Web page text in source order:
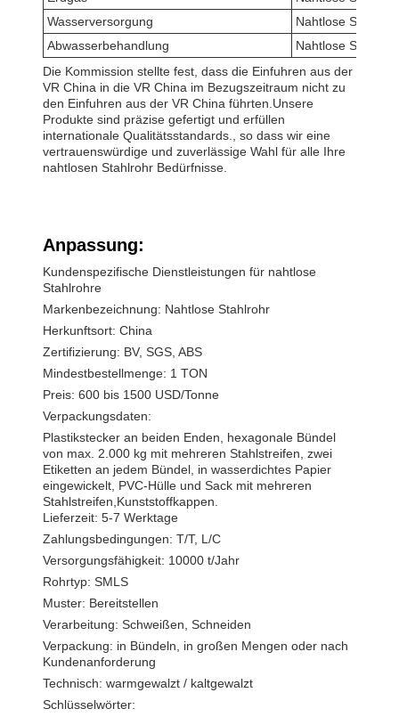
Wasserversorgung
Nahtlose
Abwasserbehandlung
Nahtlose
Die Kommission stellte fest, dass die Einfuhren aus der
VR China in die VR China im Bezugszeitraum nicht zu
den Einfuhren aus der VR China führten.Unsere
Produkte sind präzise gefertigt und erfüllen
internationale Qualitätsstandards., so dass wir eine
vertrauenswürdige und zuverlässige Wahl für alle Ihre
nahtlosen Stahlrohr Bedürfnisse.
Anpassung:
Kundenspezifische Dienstleistungen für nahtlose
Stahlrohre
Markenbezeichnung: Nahtlose Stahlrohr
Herkunftsort: China
Zertifizierung: BV, SGS, ABS
Mindestbestellmenge: 1 TON
Preis: 600 bis 1500 USD/Tonne
Verpackungsdaten:
Plastikstecker an beiden Enden, hexagonale Bündel
von max. 2.000 kg mit mehreren Stahlstreifen, zwei
Etiketten an jedem Bündel, in wasserdichtes Papier
eingewickelt, PVC-Hülle und Sack mit mehreren
Stahlstreifen,Kunststoffkappen.
Lieferzeit: 5-7 Werktage
Zahlungsbedingungen: T/T, L/C
Versorgungsfähigkeit: 10000 t/Jahr
Rohrtyp: SMLS
Muster: Bereitstellen
Verarbeitung: Schweißen, Schneiden
Verpackung: in Bündeln, in großen Mengen oder nach
Kundenanforderung
Technisch: warmgewalzt / kaltgewalzt
Schlüsselwörter: